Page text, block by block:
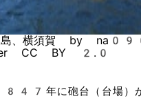
猿島、横須賀 by
CC BY 2.0
年に砲台（台場）が